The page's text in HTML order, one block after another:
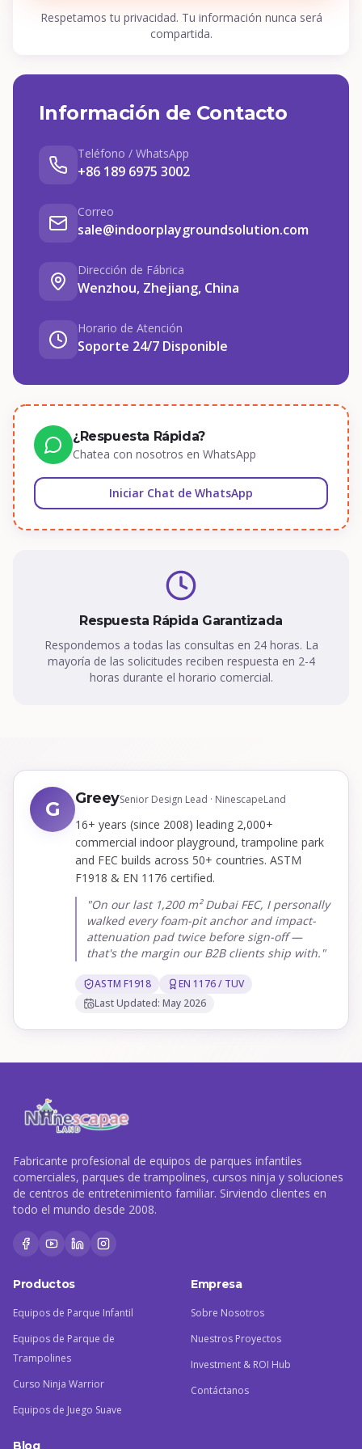
Respetamos tu privacidad. Tu información nunca será
compartida.
Información de Contacto
Teléfono / WhatsApp
+86 189 6975 3002
Correo
sale@indoorplaygroundsolution.com
Dirección de Fábrica
Wenzhou, Zhejiang, China
Horario de Atención
Soporte 24/7 Disponible
¿Respuesta Rápida?
Chatea con nosotros en WhatsApp
Iniciar Chat de WhatsApp
Respuesta Rápida Garantizada
Respondemos a todas las consultas en 24 horas. La
mayoría de las solicitudes reciben respuesta en 2-4
horas durante el horario comercial.
G GreeySenior Design Lead · NinescapeLand
16+ years (since 2008) leading 2,000+
commercial indoor playground, trampoline park
and FEC builds across 50+ countries. ASTM
F1918 & EN 1176 certified.
"On our last 1,200 m² Dubai FEC, I personally
walked every foam-pit anchor and impact-
attenuation pad twice before sign-off —
that's the margin our B2B clients ship with."
ASTM F1918
EN 1176 / TUV
Last Updated: May 2026
Fabricante profesional de equipos de parques infantiles
comerciales, parques de trampolines, cursos ninja y soluciones
de centros de entretenimiento familiar. Sirviendo clientes en
todo el mundo desde 2008.
Productos
Equipos de Parque Infantil
Equipos de Parque de
Trampolines
Curso Ninja Warrior
Equipos de Juego Suave
Empresa
Sobre Nosotros
Nuestros Proyectos
Investment & ROI Hub
Contáctanos
Blog